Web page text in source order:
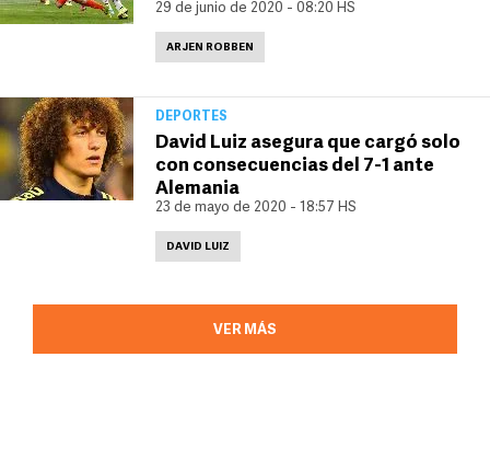
29 de junio de 2020 - 08:20 HS
ARJEN ROBBEN
DEPORTES
David Luiz asegura que cargó solo
con consecuencias del 7-1 ante
Alemania
23 de mayo de 2020 - 18:57 HS
DAVID LUIZ
VER MÁS